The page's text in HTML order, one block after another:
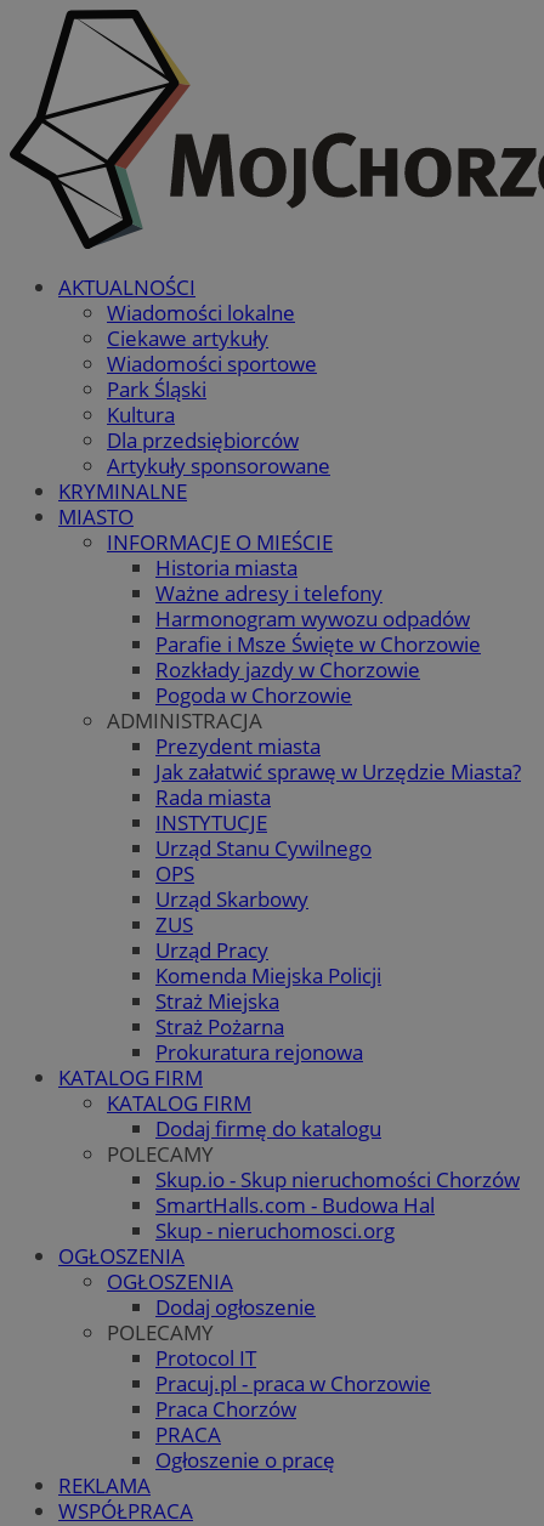
AKTUALNOŚCI
Wiadomości lokalne
Ciekawe artykuły
Wiadomości sportowe
Park Śląski
Kultura
Dla przedsiębiorców
Artykuły sponsorowane
KRYMINALNE
MIASTO
INFORMACJE O MIEŚCIE
Historia miasta
Ważne adresy i telefony
Harmonogram wywozu odpadów
Parafie i Msze Święte w Chorzowie
Rozkłady jazdy w Chorzowie
Pogoda w Chorzowie
ADMINISTRACJA
Prezydent miasta
Jak załatwić sprawę w Urzędzie Miasta?
Rada miasta
INSTYTUCJE
Urząd Stanu Cywilnego
OPS
Urząd Skarbowy
ZUS
Urząd Pracy
Komenda Miejska Policji
Straż Miejska
Straż Pożarna
Prokuratura rejonowa
KATALOG FIRM
KATALOG FIRM
Dodaj firmę do katalogu
POLECAMY
Skup.io - Skup nieruchomości Chorzów
SmartHalls.com - Budowa Hal
Skup - nieruchomosci.org
OGŁOSZENIA
OGŁOSZENIA
Dodaj ogłoszenie
POLECAMY
Protocol IT
Pracuj.pl - praca w Chorzowie
Praca Chorzów
PRACA
Ogłoszenie o pracę
REKLAMA
WSPÓŁPRACA